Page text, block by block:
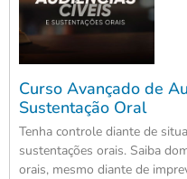
Curso Avançado de
Sustentação Oral
Tenha controle diante de
sustentações orais. Saiba
orais, mesmo diante de